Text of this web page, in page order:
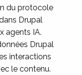
du protocole
Drupal
agents IA.
Drupal
interactions
le contenu.